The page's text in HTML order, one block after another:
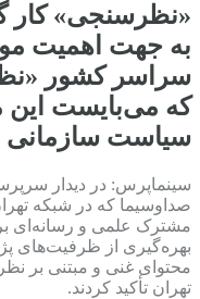
«نظرسنجی»
سراسر کشور
که می‌بایست این
سیاست سازمانی
سینماپرس: در دیدار
صداوسیما که در شبکه
مشترک علمی و رسانه‌ای
بهره‌گیری از ظرفیت‌های
محتوای غنی و مبتنی بر
تهران تأکید کردند.